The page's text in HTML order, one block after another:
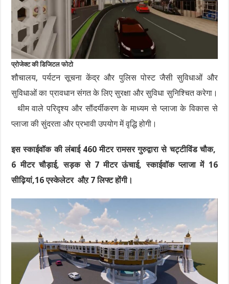
प्रोजेक्ट की डिजिटल फोटो
शौचालय, पर्यटन सूचना केंद्र और पुलिस पोस्ट जैसी सुविधाओं और
सुविधाओं का प्रावधान संगत के लिए सुरक्षा और सुविधा सुनिश्चित करेगा।
थीम वाले परिदृश्य और सौंदर्यीकरण के माध्यम से प्लाजा के विकास से
प्लाजा की सुंदरता और प्रभावी उपयोग में वृद्धि होगी।
इस स्काईवॉक की लंबाई 460 मीटर रामसर गुरुद्वारा से चट्टीविंड चौक,
6 मीटर चौड़ाई, सड़क से 7 मीटर ऊंचाई, स्काईवॉक प्लाजा में 16
सीढ़ियां,16 एस्केलेटर औऱ 7 लिफ्ट होंगी।